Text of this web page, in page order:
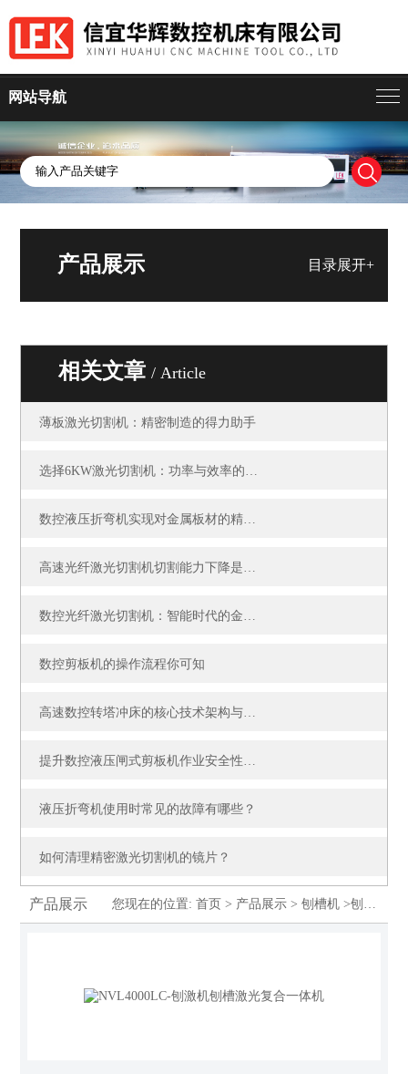
网站导航
目录展开+
产品展示
相关文章 / Article
薄板激光切割机：精密制造的得力助手
数控剪板机的操作流程你可知
液压折弯机使用时常见的故障有哪些？
如何清理精密激光切割机的镜片？
产品展示 您现在的位置:首页 > 产品展示 >刨槽机 >刨槽激光复合一体机